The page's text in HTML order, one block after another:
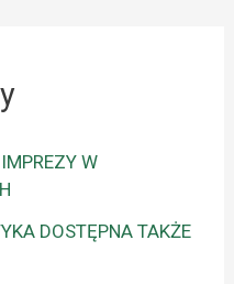
W
DOSTĘPNA TAKŻE